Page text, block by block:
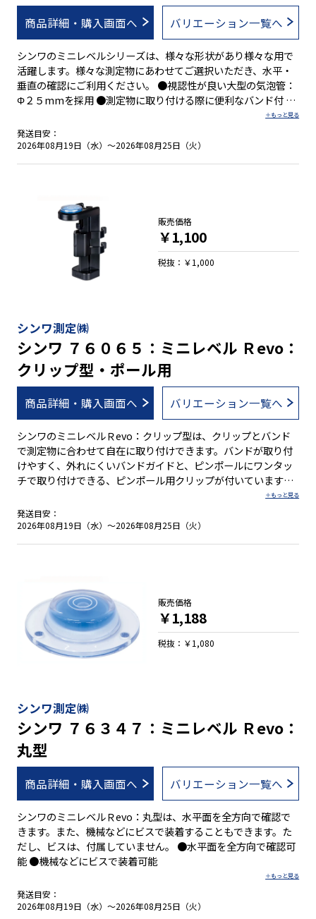
商品詳細・購入画面へ バリエーション一覧へ
シンワのミニレベルシリーズは、様々な形状があり様々な用で
活躍します。様々な測定物にあわせてご選択いただき、水平・
垂直の確認にご利用ください。 ●視認性が良い大型の気泡管：
Φ２５mmを採用 ●測定物に取り付ける際に便利なバンド付 ●
バンドが取り付けやすく、外れにくいバンドガイド付 ●ポール
やパイプの水平・垂直確認ができるV字溝付
発送目安：
2026年08月19日（水）～2026年08月25日（火）
シンワ測定㈱
シンワ ７６０６５：ミニレベル Ｒevo：
クリップ型・ポール用
商品詳細・購入画面へ バリエーション一覧へ
シンワのミニレベルＲevo：クリップ型は、クリップとバンド
で測定物に合わせて自在に取り付けできます。バンドが取り付
けやすく、外れにくいバンドガイドと、ピンポールにワンタッ
チで取り付けできる、ピンポール用クリップが付いています。
ポールやスタッフなどに取り付けて垂直の確認や、ピンポール
設置時の垂直の目安にご利用ください。 ●クリップとバンドで
測定物に合わせて自在に取付 ●視認性が良い大型の気泡管：Φ
発送目安：
2026年08月19日（水）～2026年08月25日（火）
販売価格
￥1,100
税抜：￥1,000
シンワ測定㈱
シンワ ７６３４７：ミニレベル Ｒevo：
丸型
商品詳細・購入画面へ バリエーション一覧へ
シンワのミニレベルＲevo：丸型は、水平面を全方向で確認で
きます。また、機械などにビスで装着することもできます。た
だし、ビスは、付属していません。 ●水平面を全方向で確認可
能 ●機械などにビスで装着可能
発送目安：
2026年08月19日（水）～2026年08月25日（火）
販売価格
￥1,188
税抜：￥1,080